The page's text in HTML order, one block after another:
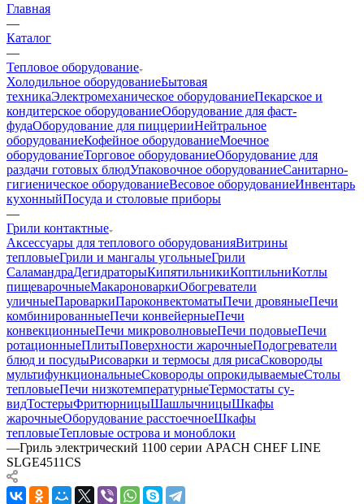
Главная
—
Каталог
—
Тепловое оборудование
Холодильное оборудованиеБытовая
техникаЭлектромеханическое оборудованиеПекарское и
кондитерское оборудованиеОборудование для фаст-
фудаОборудование для пиццерииНейтральное
оборудованиеКофейное оборудованиеМоечное
оборудованиеТорговое оборудованиеОборудование для
раздачи готовых блюдУпаковочное оборудованиеСанитарно-
гигиеническое оборудованиеВесовое оборудованиеИнвентарь
кухонныйПосуда и столовые приборы
—
Грили контактные
Аксессуары для теплового оборудованияВитрины
тепловыеГрили и мангалы угольныеГрили
СаламандраДегидраторыКипятильникиКоптильниКотлы
пищеварочныеМакароноваркиОбогреватели
уличныеПароваркиПароконвектоматыПечи дровяныеПечи
комбинированныеПечи конвейерныеПечи
конвекционныеПечи микроволновыеПечи подовыеПечи
ротационныеПлитыПоверхности жарочныеПодогреватели
блюд и посудыРисоварки и термосы для рисаСковороды
мультифункциональныеСковороды опрокидываемыеСтолы
тепловыеПечи низкотемпературныеТермостаты су-
видТостерыФритюрницыШашлычницыШкафы
жарочныеОборудование расстоечноеШкафы
тепловыеТепловые острова и моноблоки
—Гриль электрический 1100 серии APACH CHEF LINE
SLGE4511CS